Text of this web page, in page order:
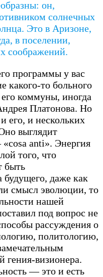
он,
солнечных
Это в Аризоне,
в поселении,
соображений.
программы у вас
какого-то больного
коммуны, иногда
Платонова. Но
его, и нескольких
выглядит
anti». Энергия
того, что
быть
будущего, даже как
смысл эволюции, то
нашей
под вопрос не
рассуждения о
политологию,
гения-визионера.
— это и есть